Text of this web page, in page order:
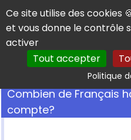
Panneau de gestion des
Ce site utilise des cookies
et vous donne le contrôle
activer
Tout accepter
Politique
Combien de Français
compte?